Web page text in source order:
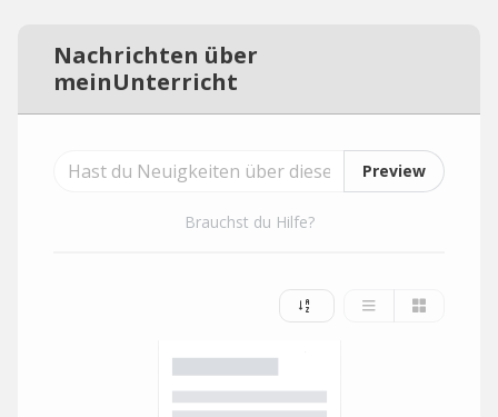
Nachrichten über
meinUnterricht
Preview
Brauchst du Hilfe?